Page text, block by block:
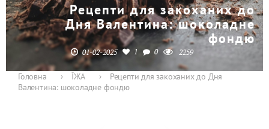
Рецепти для закоханих до
Дня Валентина: шоколадне
фондю
01-02-2025 1 0 2259
Головна › ЇЖА ›
Рецепти для закоханих до Дня
Валентина: шоколадне фондю